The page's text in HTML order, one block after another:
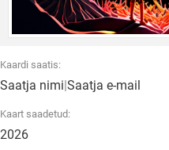
Kaardi saatis:
Saatja nimi|Saatja e-mail
Kaart saadetud:
2026